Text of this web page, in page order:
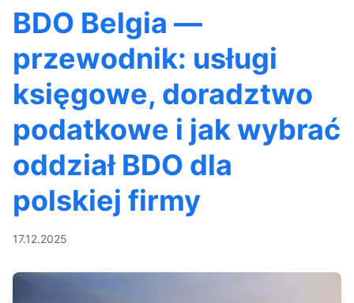
BDO Belgia —
przewodnik: usługi
księgowe, doradztwo
podatkowe i jak wybrać
oddział BDO dla
polskiej firmy
17.12.2025